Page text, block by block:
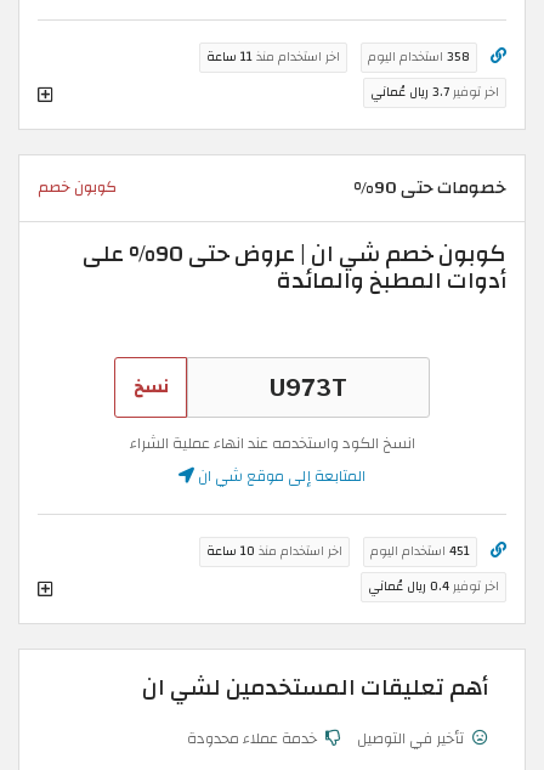
358 استخدام اليوم اخر استخدام منذ11 ساعة
اخر توفير3.7 ريال عُماني
خصومات حتى 90% كوبون خصم
كوبون خصم شي ان | عروض حتى 90% على
أدوات المطبخ والمائدة
نسخ
انسخ الكود واستخدمه عند انهاء عملية الشراء
المتابعة إلى موقع شي ان
451 استخدام اليوم اخر استخدام منذ 10 ساعة
اخر توفير0.4 ريال عُماني
أهم تعليقات المستخدمين لشي ان
تأخير في التوصيل خدمة عملاء محدودة